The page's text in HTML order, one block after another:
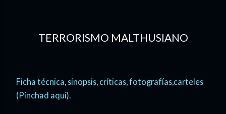
TERRORISMO MALTHUSIANO
Ficha técnica, sinopsis, críticas, fotografías,carteles
(Pinchad aquí).